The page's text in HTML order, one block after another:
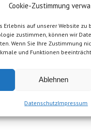
Cookie-Zustimmung
auf unserer Website zu
zustimmen, können wir
Wenn Sie Ihre Zustimmung
und Funktionen
Ablehnen
DatenschutzImpressum